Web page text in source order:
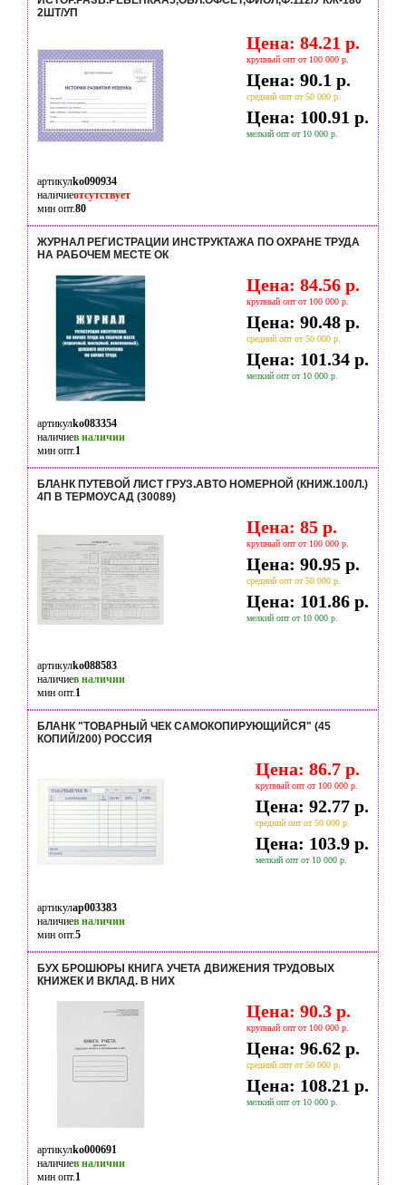
2ШТ/УП
Цена: 84.21 р.
крупный опт от 100 000 р.
Цена: 90.1 р.
средний опт от 50 000 р.
Цена: 100.91 р.
мелкий опт от 10 000 р.
артикулko090934
наличиеотсутствует
мин опт.80
ЖУРНАЛ РЕГИСТРАЦИИ ИНСТРУКТАЖА ПО ОХРАНЕ ТРУДА
НА РАБОЧЕМ МЕСТЕ ОК
Цена: 84.56 р.
крупный опт от 100 000 р.
Цена: 90.48 р.
средний опт от 50 000 р.
Цена: 101.34 р.
мелкий опт от 10 000 р.
артикулko083354
наличиев наличии
мин опт.1
БЛАНК ПУТЕВОЙ ЛИСТ ГРУЗ.АВТО НОМЕРНОЙ (КНИЖ.100Л.)
4П В ТЕРМОУСАД (30089)
Цена: 85 р.
крупный опт от 100 000 р.
Цена: 90.95 р.
средний опт от 50 000 р.
Цена: 101.86 р.
мелкий опт от 10 000 р.
артикулko088583
наличиев наличии
мин опт.1
БЛАНК "ТОВАРНЫЙ ЧЕК САМОКОПИРУЮЩИЙСЯ" (45
КОПИЙ/200) РОССИЯ
Цена: 86.7 р.
крупный опт от 100 000 р.
Цена: 92.77 р.
средний опт от 50 000 р.
Цена: 103.9 р.
мелкий опт от 10 000 р.
артикулap003383
наличиев наличии
мин опт.5
БУХ БРОШЮРЫ КНИГА УЧЕТА ДВИЖЕНИЯ ТРУДОВЫХ
КНИЖЕК И ВКЛАД. В НИХ
Цена: 90.3 р.
крупный опт от 100 000 р.
Цена: 96.62 р.
средний опт от 50 000 р.
Цена: 108.21 р.
мелкий опт от 10 000 р.
артикулko000691
наличиев наличии
мин опт.1